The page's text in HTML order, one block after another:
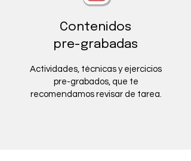
Contenidos
pre-grabadas
Actividades, técnicas y ejercicios
pre-grabados, que te
recomendamos revisar de tarea.